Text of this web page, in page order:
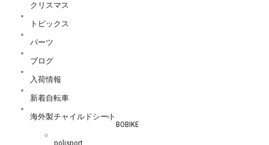
クリスマス
トピックス
パーツ
ブログ
入荷情報
新着自転車
海外製チャイルドシート
BOBIKE
polisport